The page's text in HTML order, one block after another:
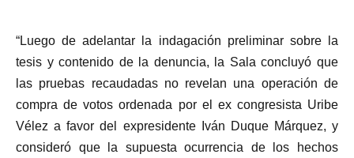
“Luego de adelantar la indagación preliminar sobre la
tesis y contenido de la denuncia, la Sala concluyó que
las pruebas recaudadas no revelan una operación de
compra de votos ordenada por el ex congresista Uribe
Vélez a favor del expresidente Iván Duque Márquez, y
consideró que la supuesta ocurrencia de los hechos